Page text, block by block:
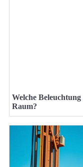
Welche
Raum?